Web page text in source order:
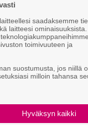
saadaksemme
laitteesi
toimivuuteen ja
suostumusta, jos niillä
milloin tahansa
Hyväksyn kaikki